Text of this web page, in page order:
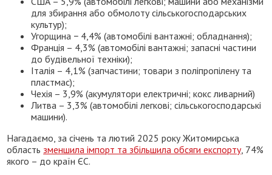
для збирання або обмолоту сільськогосподарських
культур);
Угорщина − 4,4% (автомобілі вантажні; обладнання);
Франція – 4,3% (автомобілі вантажні; запасні частини
до будівельної техніки);
Італія – 4,1% (запчастини; товари з поліпропілену та
пластмас);
Чехія – 3,9% (акумулятори електричні; кокс ливарний)
Литва – 3,3% (автомобілі легкові; сільськогосподарські
машини).
Нагадаємо, за січень та лютий 2025 року Житомирська
область зменшила імпорт та збільшила обсяги експорту, 74%
якого – до країн ЄС.